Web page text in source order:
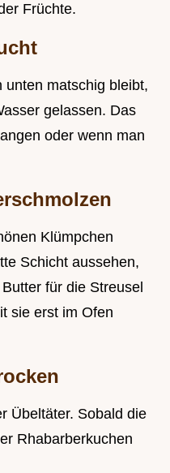
Früchte.
unten matschig bleibt,
gelassen. Das
oder wenn man
Klümpchen
Schicht aussehen,
für die Streusel
sie erst im Ofen
Übeltäter. Sobald die
Rhabarberkuchen